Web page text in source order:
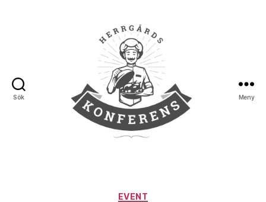
Sök Meny
Kategorier
EVENT